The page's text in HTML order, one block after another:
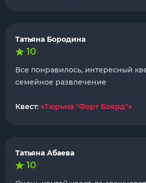
Татьяна Бородина
10
Все понравилось, интересный
семейное развлечение
Квест: «Тюрьма "Форт Боярд"»
Татьяна Абаева
10